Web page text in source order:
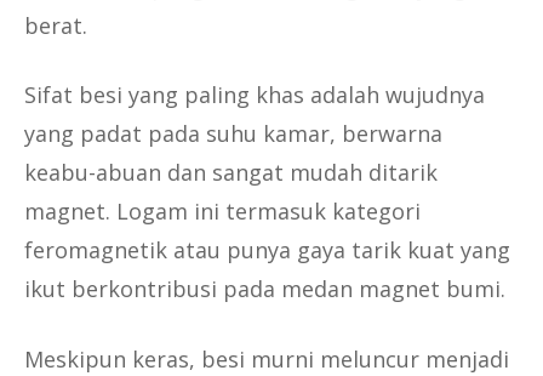
berat.
Sifat besi yang paling khas adalah wujudnya
yang padat pada suhu kamar, berwarna
keabu-abuan dan sangat mudah ditarik
magnet. Logam ini termasuk kategori
feromagnetik atau punya gaya tarik kuat yang
ikut berkontribusi pada medan magnet bumi.
Meskipun keras, besi murni meluncur menjadi